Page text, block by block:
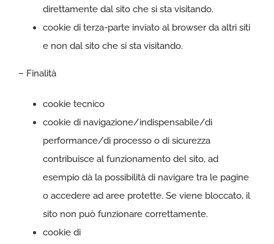
direttamente dal sito che si sta visitando.
cookie di terza-parte inviato al browser da altri siti
e non dal sito che si sta visitando.
– Finalità
cookie tecnico
cookie di navigazione/indispensabile/di
performance/di processo o di sicurezza
contribuisce al funzionamento del sito, ad
esempio dà la possibilità di navigare tra le pagine
o accedere ad aree protette. Se viene bloccato, il
sito non può funzionare correttamente.
cookie di